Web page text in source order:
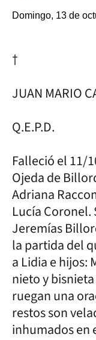
Domingo, 13 de
†
JUAN MARIO
Q.E.P.D.
Falleció el 11/
Ojeda de
Adriana
Lucía Coronel.
Jeremías
la partida del
a Lidia e hijos:
nieto y
ruegan una
restos son
inhumados en